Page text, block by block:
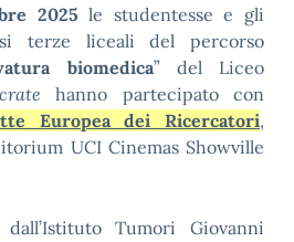
2025 le studentesse e gli
terze liceali del percorso
biomedica” del Liceo
hanno partecipato con
Europea dei Ricercatori,
UCI Cinemas Showville
dall’Istituto Tumori Giovanni